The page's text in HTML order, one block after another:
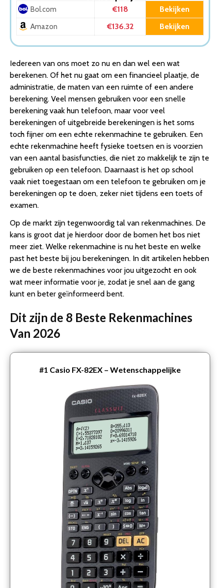
Wetenschappelijke rekenmachine
4. ACROPAQ Rekenmachine groot – 12-cijferig scherm –
Bureaurekenmachine, Calculator met grote toetsen -…
examenstand
6. Casio fx-82MS-2 – Wetenschappelijke rekenmachine
7. Texas grafische rekenmachine TI-84 Plus met
examenfunctie
8. Canon rekenmachine LS-88
Conclusie
Bol.com €118 Bekijken
Amazon €136.32 Bekijken
Iedereen van ons moet zo nu en dan wel een wat
berekenen. Of het nu gaat om een financieel plaatje, de
administratie, de maten van een ruimte of een andere
berekening. Veel mensen gebruiken voor een snelle
berekening vaak hun telefoon, maar voor veel
berekeningen of uitgebreide berekeningen is het soms
toch fijner om een echte rekenmachine te gebruiken. Een
echte rekenmachine heeft fysieke toetsen en is voorzien
van een aantal basisfuncties, die niet zo makkelijk te zijn te
gebruiken op een telefoon. Daarnaast is het op school
vaak niet toegestaan om een telefoon te gebruiken om je
berekeningen op te doen, zeker niet tijdens een toets of
examen.
Op de markt zijn tegenwoordig tal van rekenmachines. De
kans is groot dat je hierdoor door de bomen het bos niet
meer ziet. Welke rekenmachine is nu het beste en welke
past het beste bij jou berekeningen. In dit artikelen hebben
we de beste rekenmachines voor jou uitgezocht en ook
wat meer informatie voor je, zodat je snel aan de gang
kunt en beter geïnformeerd bent.
Dit zijn de 8 Beste Rekenmachines
Van 2026
#1 Casio FX-82EX – Wetenschappelijke
rekenmachine